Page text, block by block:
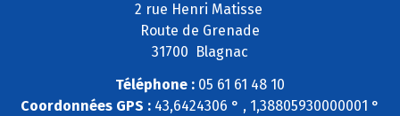
2 rue Henri Matisse
Route de Grenade
31700 Blagnac
Téléphone : 05 61 61 48 10
Coordonnées GPS : 43,6424306 ° , 1,38805930000001 °